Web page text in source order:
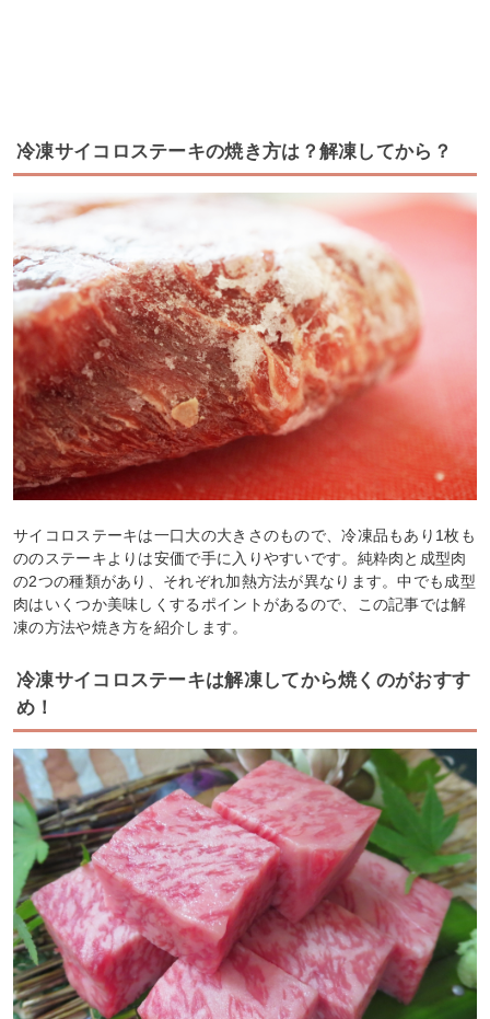
冷凍サイコロステーキの焼き方は？解凍してから？
サイコロステーキは一口大の大きさのもので、冷凍品もあり1枚も
ののステーキよりは安価で手に入りやすいです。純粋肉と成型肉
の2つの種類があり、それぞれ加熱方法が異なります。中でも成型
肉はいくつか美味しくするポイントがあるので、この記事では解
凍の方法や焼き方を紹介します。
冷凍サイコロステーキは解凍してから焼くのがおすす
め！